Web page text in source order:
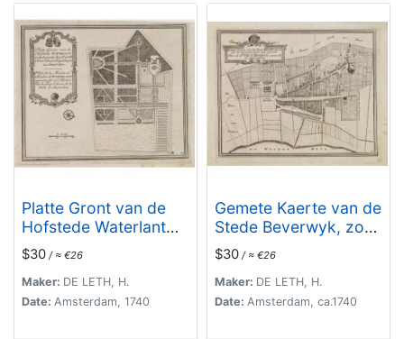
Platte Gront van de
Hofstede Waterlant
toebehorende den Ed.
Achtb. Heer Dirk Trip
Schepen te
Amsterdam.
$30 / ≈ €26
Maker: DE LETH, H.
Date: Amsterdam, 1740
Gemete Kaerte van de
Stede Beverwyk, zoo
als die tegenwoordigh
zich vertoont.
$30 / ≈ €26
Maker: DE LETH, H.
Date: Amsterdam, ca.1740